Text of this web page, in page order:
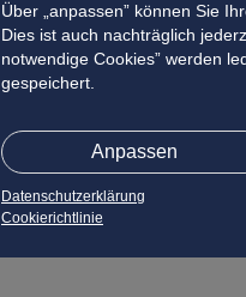
Über „anpassen” können Sie
Dies ist auch nachträglich
notwendige Cookies” werden
gespeichert.
Anpassen
Datenschutzerklärung
Cookierichtlinie